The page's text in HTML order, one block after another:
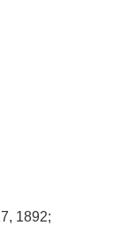
1892;